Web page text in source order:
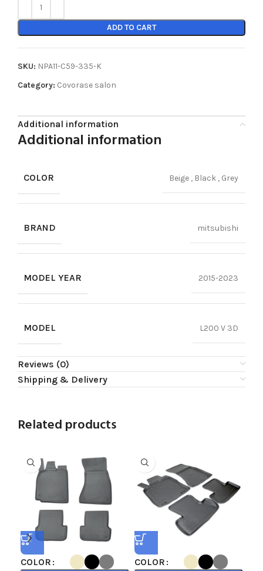
ADD TO CART
SKU: NPA11-C59-335-K
Category: Covorase salon
Additional information
Additional information
COLOR Beige , Black , Grey
BRAND mitsubishi
MODEL YEAR 2015-2023
MODEL L200 V 3D
Reviews (0)
Shipping & Delivery
Related products
COLOR COLOR